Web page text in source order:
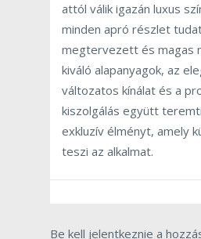
attól válik igazán luxus
minden apró részlet
megtervezett és magas
kiváló alapanyagok, az
változatos kínálat és a
kiszolgálás együtt
exkluzív élményt, amely
teszi az alkalmat.
Be kell jelentkeznie a